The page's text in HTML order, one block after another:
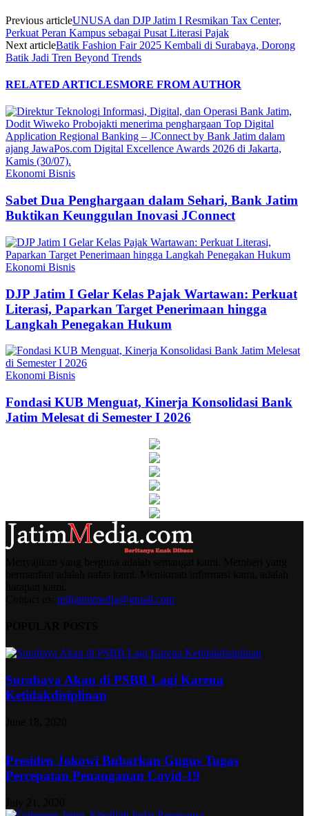
Previous articleUNUSA dan DJP Jatim I Resmikan Tax Center,
Perkuat Peran Kampus sebagai Pusat Literasi Pajak
Next articleBatik Fashion Fair 2025 Kembali di Surabaya, Dorong
Batik Jadi Tren Beyond Trends
RELATED ARTICLESMORE FROM AUTHOR
Ekonomi Bisnis
Sabet Dua Penghargaan dalam Sehari, Bank Jatim
Buktikan Keunggulan Inovasi JConnect
Ekonomi Bisnis
DJP Jatim I Gelar Kelas Pajak Wartawan: Perkuat
Literasi, Paparkan Target Penerimaan hingga
Langkah Penegakan Hukum
Ekonomi Bisnis
Fondasi KUB Menguat, Kinerja Konsolidasi Bank
Jatim Melesat di Semester I 2026
redjatimmedia@gmail.com
Surabaya Akan di PSBB Lagi Karena
Ketidakdisiplinan
Presiden Jokowi Bubarkan Gugus Tugas
Percepatan Penanganan Covid-19